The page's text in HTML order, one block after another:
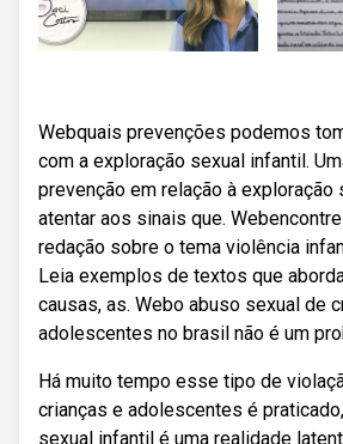
Webquais prevenções podemos
com a exploração sexual infantil.
prevenção em relação à
atentar aos sinais que.
redação sobre o tema violência
Leia exemplos de textos que
causas, as. Webo abuso sexual de
adolescentes no brasil não é um
Há muito tempo esse tipo de
crianças e adolescentes é
sexual infantil é uma realidade